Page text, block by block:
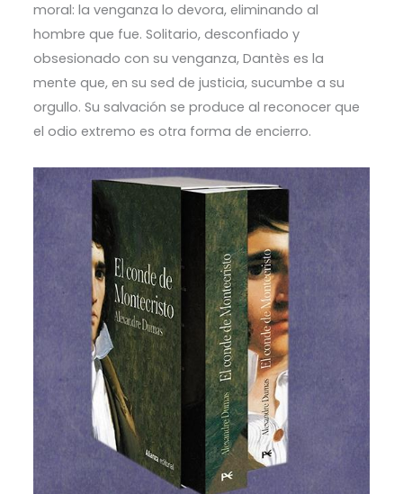
moral: la venganza lo devora, eliminando al
hombre que fue. Solitario, desconfiado y
obsesionado con su venganza, Dantès es la
mente que, en su sed de justicia, sucumbe a su
orgullo. Su salvación se produce al reconocer que
el odio extremo es otra forma de encierro.